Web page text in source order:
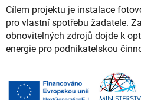
Cílem projektu je instalace
pro vlastní spotřebu žadatele.
obnovitelných zdrojů dojde k
energie pro podnikatelskou